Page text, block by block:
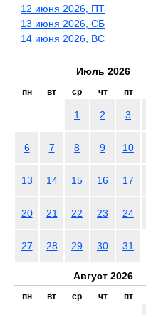
12 июня 2026, ПТ
13 июня 2026, СБ
14 июня 2026, ВС
Июль 2026
пн вт ср чт пт
1 2 3
6 7 8 9 10
13 14 15 16 17
20 21 22 23 24
27 28 29 30 31
Август 2026
пн вт ср чт пт